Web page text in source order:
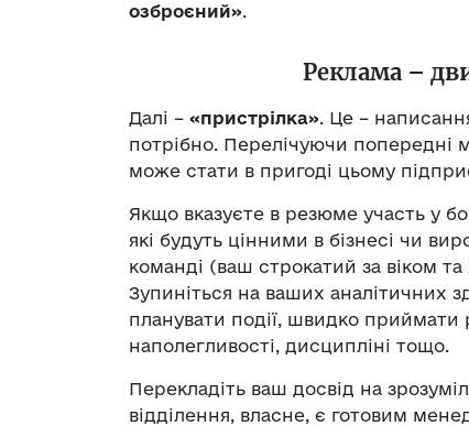
озброєний».
Реклама –
Далі – «пристрілка». Це –
потрібно. Перелічуючи попередні
може стати в пригоді цьому
Якщо вказуєте в резюме участь у
які будуть цінними в бізнесі чи
команді (ваш строкатий за віком
Зупиніться на ваших аналітичних
планувати події, швидко приймати
наполегливості, дисципліні тощо.
Перекладіть ваш досвід на
відділення, власне, є готовим